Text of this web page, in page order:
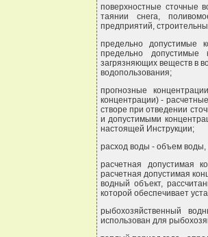
поверхностные сточные
таянии снега,
предприятий,
предельно допустимые
предельно допустимые
загрязняющих веществ в
водопользования;
прогнозные
концентрации) -
створе при отведении
и допустимыми
настоящей Инструкции;
расход воды - объем воды,
расчетная допустимая
расчетная допустимая
водный объект,
которой обеспечивает
рыбохозяйственный
использован для